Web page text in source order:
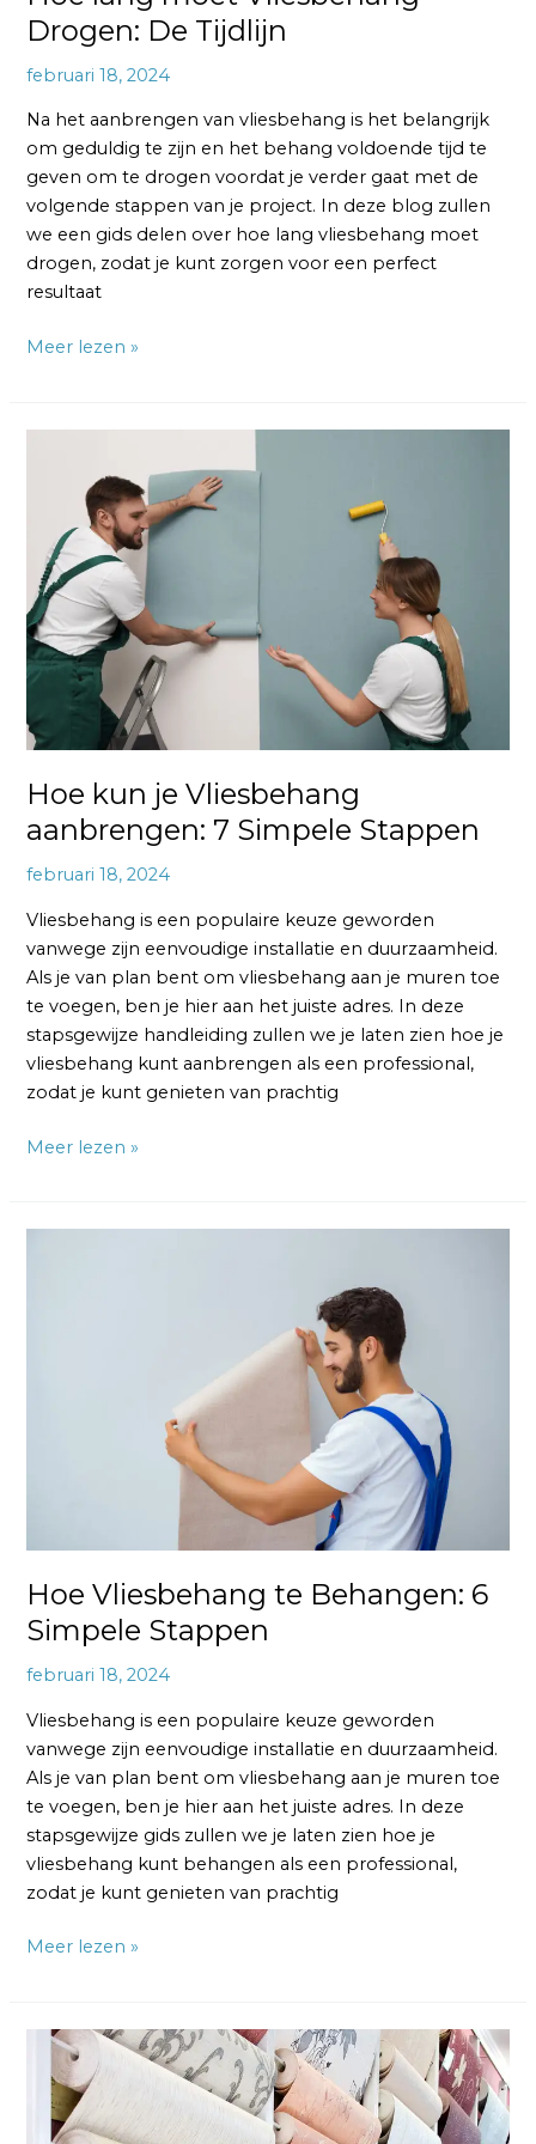
Drogen: De Tijdlijn
februari 18, 2024
Na het aanbrengen van vliesbehang is het belangrijk
om geduldig te zijn en het behang voldoende tijd te
geven om te drogen voordat je verder gaat met de
volgende stappen van je project. In deze blog zullen
we een gids delen over hoe lang vliesbehang moet
drogen, zodat je kunt zorgen voor een perfect
resultaat
Meer lezen »
Hoe kun je Vliesbehang
aanbrengen: 7 Simpele Stappen
februari 18, 2024
Vliesbehang is een populaire keuze geworden
vanwege zijn eenvoudige installatie en duurzaamheid.
Als je van plan bent om vliesbehang aan je muren toe
te voegen, ben je hier aan het juiste adres. In deze
stapsgewijze handleiding zullen we je laten zien hoe je
vliesbehang kunt aanbrengen als een professional,
zodat je kunt genieten van prachtig
Vliesbehang
aanbrengen:
Simpele
Stappen
Meer lezen »
Hoe Vliesbehang te Behangen: 6
Simpele Stappen
februari 18, 2024
Vliesbehang is een populaire keuze geworden
vanwege zijn eenvoudige installatie en duurzaamheid.
Als je van plan bent om vliesbehang aan je muren toe
te voegen, ben je hier aan het juiste adres. In deze
stapsgewijze gids zullen we je laten zien hoe je
vliesbehang kunt behangen als een professional,
zodat je kunt genieten van prachtig
Meer lezen »
Tips
voor
het
Kopen